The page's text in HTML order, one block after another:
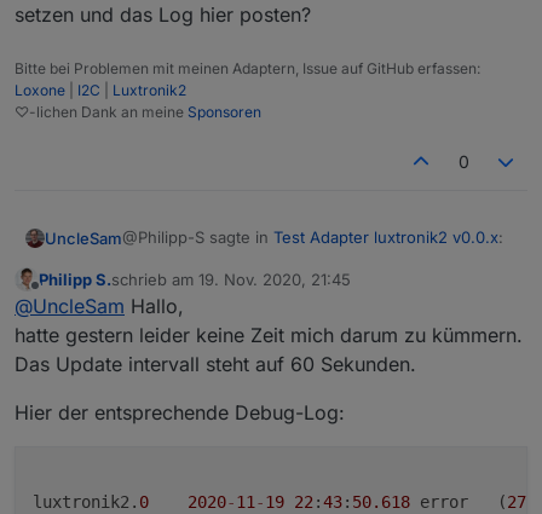
setzen und das Log hier posten?
Bitte bei Problemen mit meinen Adaptern, Issue auf GitHub erfassen:
Loxone
I2C
Luxtronik2
♡-lichen Dank an meine Sponsoren
0
UncleSam@Philipp-S sagte in Test Adapter luxtronik2 v0.0.x:
Leider holt er nur 1x beim Adapterstart (und
auch beim Adapterneustarts) Die Werte aus
Was hast du für ein Aktualisierung Intervall
eingestellt? Kannst du mal das Log-Level der
posten?
Offline
Philipp S.schrieb am 19. Nov. 2020, 21:45
zuletzt editiert von
@UncleSam Hallo,
hatte gestern leider keine Zeit mich darum zu kümmern.
Das Update intervall steht auf 60 Sekunden.
Hier der entsprechende Debug-Log:
luxtronik2. 0 2020-11-19 22:43: 50.618
	error	(